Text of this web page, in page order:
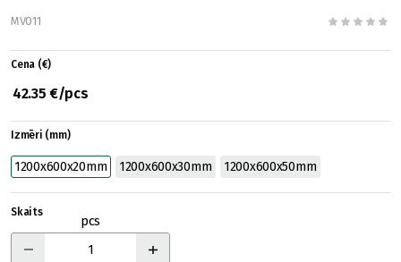
MV011
Cena (€)
42.35 €/pcs
Izmēri (mm)
1200x600x20mm 1200x600x30mm 1200x600x50mm
Skaits
pcs